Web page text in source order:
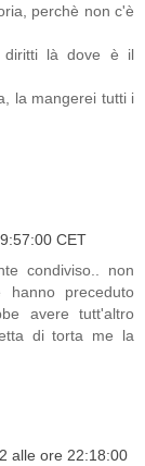
perchè non c'è
diritti là dove è il
la mangerei tutti i
CET
condiviso.. non
preceduto
avere tutt'altro
di torta me la
alle ore 22:18:00